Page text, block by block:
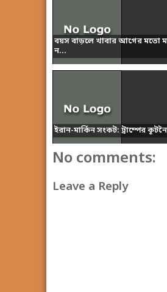
বয়স বাড়লে খাবার আগের মতো
ন...
ইরান-মার্কিন সংকট: ট্রাম্পের
No comments:
Leave a Reply